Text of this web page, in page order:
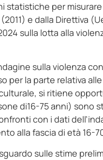
statistiche per
e dalla Direttiva
sulla lotta alla
sulla violenza
per la parte relativa
si ritiene
di16-75 anni)
con i dati
alla fascia di età 16-
sulle stime